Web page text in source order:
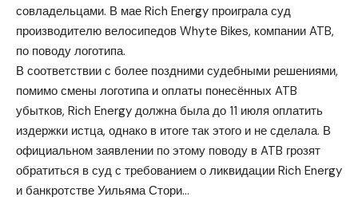
совладельцами. В мае Rich Energy проиграла суд
производителю велосипедов Whyte Bikes, компании ATB,
по поводу логотипа.
В соответствии с более поздними судебными решениями,
помимо смены логотипа и оплаты понесённых ATB
убытков, Rich Energy должна была до 11 июля оплатить
издержки истца, однако в итоге так этого и не сделала. В
официальном заявлении по этому поводу в ATB грозят
обратиться в суд с требованием о ликвидации Rich Energy
и банкротстве Уильяма Стори…